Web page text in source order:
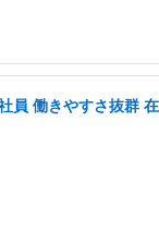
員 働きやすさ抜群